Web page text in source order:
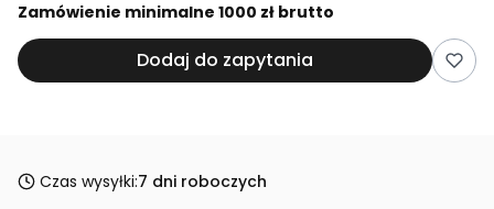
Zamówienie minimalne 1000 zł brutto
Dodaj do zapytania
Czas wysyłki:7 dni roboczych